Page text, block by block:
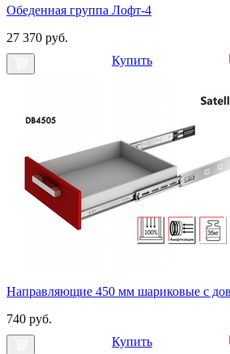
Обеденная группа Лофт-4
27 370 руб.
Купить
Направляющие 450 мм шариковые с
740 руб.
Купить